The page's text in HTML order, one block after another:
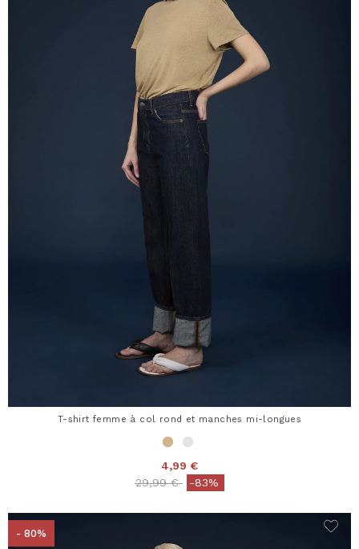
T-shirt femme à col rond et manches mi-longues
4,99 €
Price reduced from
29,99 €to-83%
- 80%